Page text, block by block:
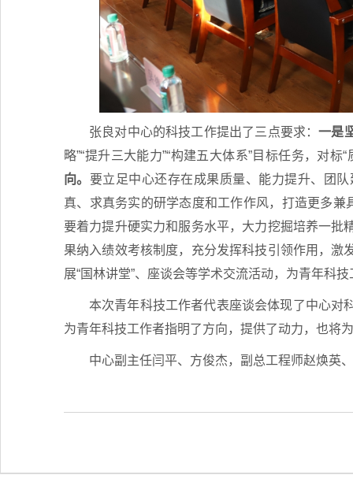
张良对中心的科技工作提出了三点要求：一是
略”“提升三大能力”“构建五大体系”目标任务，对
向。 要立足中心还存在成果质量、能力提升、团
真、求真务实的研学态度和工作作风，打造更多兼
要着力提升硬实力和服务水平，大力挖掘培养一批
果纳入绩效考核制度，充分发挥科技引领作用，
展“国林讲堂”、座谈会等学术交流活动，为青年科
本次青年科技工作者代表座谈会体现了中心对
为青年科技工作者指明了方向，提供了动力，也将
中心副主任闫平、方俊杰，副总工程师赵焕英